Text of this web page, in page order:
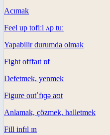
Acımak
Feel up tofiːl ʌp tuː
Yapabilir durumda olmak
Fight offfaɪt ɒf
Defetmek, yenmek
Figure outˈfɪɡə aʊt
Anlamak, çözmek, halletmek
Fill infɪl ɪn